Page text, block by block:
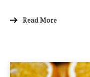
Read More